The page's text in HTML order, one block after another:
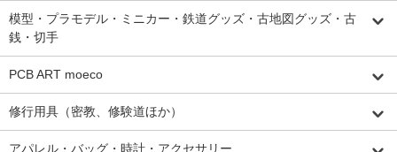
模型・プラモデル・ミニカー・鉄道グッズ・古地図グッズ・古
銭・切手
PCB ART moeco
修行用具（密教、修験道ほか）
アパレル・バッグ・時計・アクセサリー